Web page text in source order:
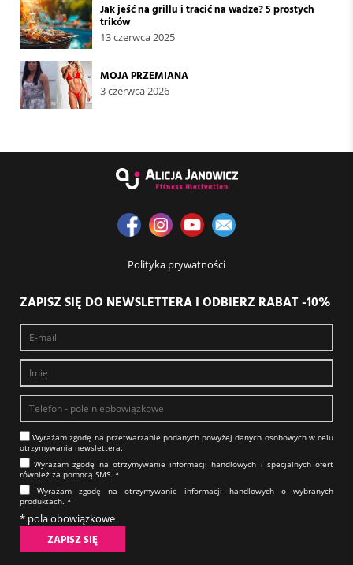
Jak jeść na grillu i tracić na wadze? 5 prostych
trików
13 czerwca 2025
MOJA PRZEMIANA
3 czerwca 2026
Polityka prywatności
ZAPISZ SIĘ DO NEWSLETTERA I ODBIERZ RABAT -10%
Wyrażam zgodę na prze­twa­rza­nie po­da­nych powyżej danych osobowych w celu
otrzy­my­wa­nia new­slet­tera.​​​​​​​
Wyrażam zgodę na otrzy­my­wa­nie in­for­ma­cji han­dlo­wych i specjalnych ofert
również za pomocą SMS.​​​​​​​ *
Wyrażam zgodę na otrzy­my­wa­nie in­for­ma­cji han­dlo­wych o wybranych
produktach.​​​​​​​ *
* pola obowiązkowe